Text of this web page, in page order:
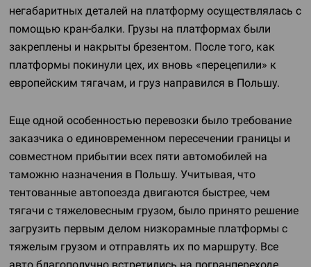
негабаритных деталей на платформу осуществлялась с
помощью кран-балки. Грузы на платформах были
закреплены и накрыты брезентом. После того, как
платформы покинули цех, их вновь «перецепили» к
европейским тягачам, и груз направился в Польшу.
Еще одной особенностью перевозки было требование
заказчика о единовременном пересечении границы и
совместном прибытии всех пяти автомобилей на
таможню назначения в Польшу. Учитывая, что
тентованные автопоезда двигаются быстрее, чем
тягачи с тяжеловесным грузом, было принято решение
загрузить первым делом низкорамные платформы с
тяжелым грузом и отправлять их по маршруту. Все
авто благополучно встретились на погранпереходе